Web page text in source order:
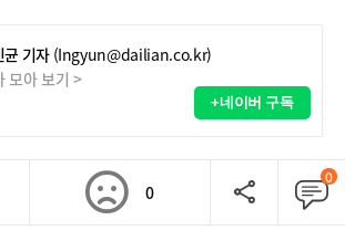
균 기자 (Ingyun@dailian.co.kr)
모아 보기 >
+네이버 구독
0
0